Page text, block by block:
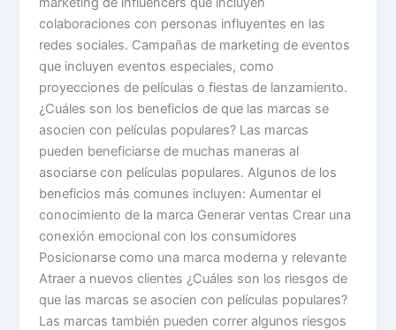
colaboraciones con personas influyentes en las
redes sociales. Campañas de marketing de eventos
que incluyen eventos especiales, como
proyecciones de películas o fiestas de lanzamiento.
¿Cuáles son los beneficios de que las marcas se
asocien con películas populares? Las marcas
pueden beneficiarse de muchas maneras al
asociarse con películas populares. Algunos de los
beneficios más comunes incluyen: Aumentar el
conocimiento de la marca Generar ventas Crear una
conexión emocional con los consumidores
Posicionarse como una marca moderna y relevante
Atraer a nuevos clientes ¿Cuáles son los riesgos de
que las marcas se asocien con películas populares?
Las marcas también pueden correr algunos riesgos